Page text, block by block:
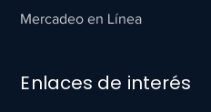
Mercadeo en Línea
Enlaces de interés